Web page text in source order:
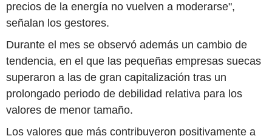
precios de la energía no vuelven a moderarse",
señalan los gestores.
Durante el mes se observó además un cambio de
tendencia, en el que las pequeñas empresas suecas
superaron a las de gran capitalización tras un
prolongado periodo de debilidad relativa para los
valores de menor tamaño.
Los valores que más contribuyeron positivamente a